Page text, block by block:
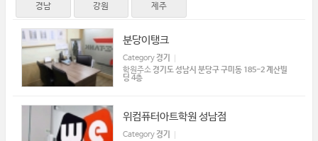
경남 강원 제주
분당이탱크
Category경기
학원주소경기도 성남시 분당구 구미동 185-2 계산빌
딩 4층
위컴퓨터아트학원 성남점
Category경기